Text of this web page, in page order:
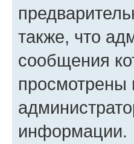
также, что
сообщения
просмотрены
информации.